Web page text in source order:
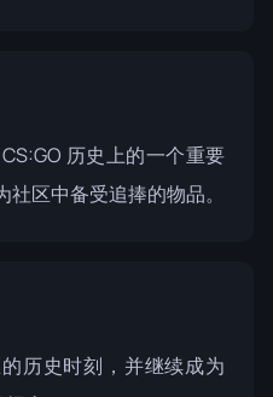
历史上的一个重要
区中备受追捧的物品。
历史时刻，并继续成为